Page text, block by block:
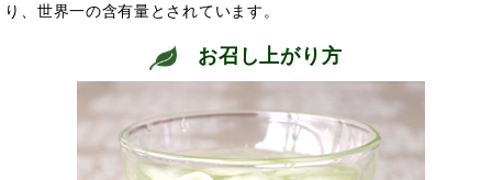
り、世界一の含有量とされています。
お召し上がり方